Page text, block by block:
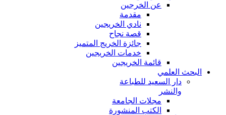
عن الخرجين
مقدمة
نادي الخريجين
قصة نجاح
جائزة الخريج المتميز
خدمات الخريجين
قائمة الخريجين
البحث العلمي
دار السعيد للطباعة
والنشر
مجلات الجامعة
الكتب المنشورة